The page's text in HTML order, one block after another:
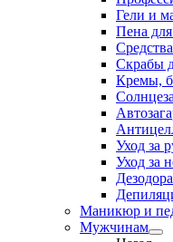
Гели и
Пена
Скрабы
Кремы,
Уход за
Уход за
Маникюр и
Мужчинам